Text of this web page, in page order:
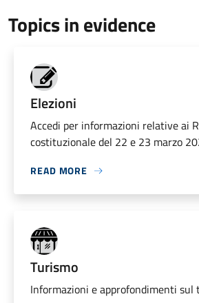
Topics in evidence
Elezioni
Accedi per informazioni relative ai
costituzionale del 22 e 23 marzo
READ MORE
Turismo
Informazioni e approfondimenti sul